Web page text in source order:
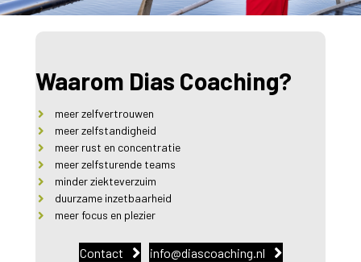
Waarom Dias Coaching?
meer zelfvertrouwen
meer zelfstandigheid
meer rust en concentratie
meer zelfsturende teams
minder ziekteverzuim
duurzame inzetbaarheid
meer focus en plezier
Contact info@diascoaching.nl